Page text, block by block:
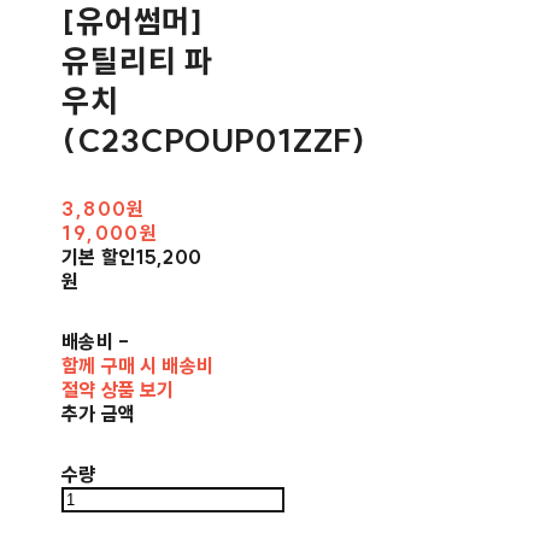
[유어썸머]
유틸리티 파
우치
(C23CPOUP01ZZF)
3,800원
19,000원
기본 할인15,200
원
배송비 -
함께 구매 시 배송비
절약 상품 보기
추가 금액
수량